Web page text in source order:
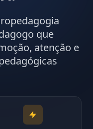
que
atenção e